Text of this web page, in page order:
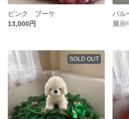
ピンク ブーケ
13,000円
バル
展示
SOLD OUT